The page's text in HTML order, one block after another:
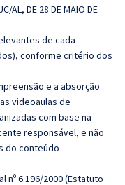
AL, DE 28 DE MAIO DE
de cada
conforme critério dos
e a absorção
videoaulas de
com base na
responsável, e não
do conteúdo
nº 6.196/2000 (Estatuto